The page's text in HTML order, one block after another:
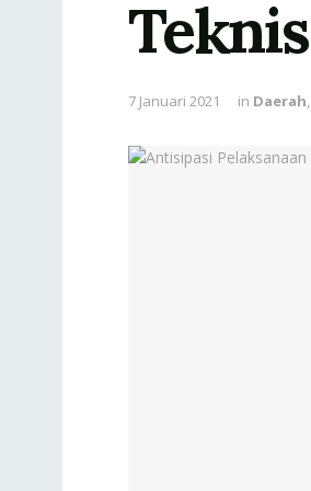
Teknis
7 Januari 2021 in Daerah,